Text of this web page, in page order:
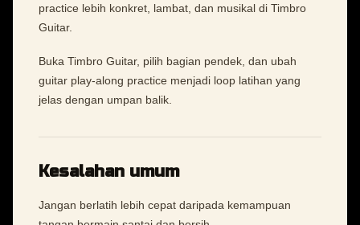
practice lebih konkret, lambat, dan musikal di Timbro
Guitar.
Buka Timbro Guitar, pilih bagian pendek, dan ubah
guitar play-along practice menjadi loop latihan yang
jelas dengan umpan balik.
Kesalahan umum
Jangan berlatih lebih cepat daripada kemampuan